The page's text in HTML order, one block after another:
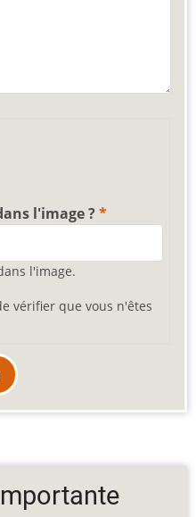
l'image ?
l'image.
vérifier que vous n'êtes